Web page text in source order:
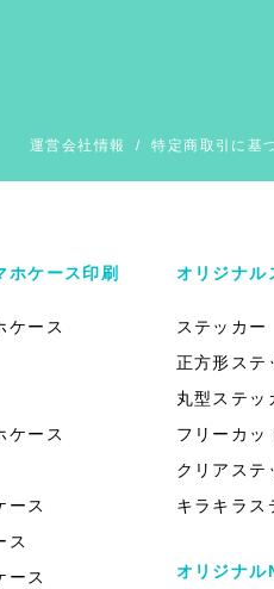
運営会社情報 /特定商取引に基
ホケース印刷
ケース
ケース
ース
ス
ース
オリジナル
ステッカー
正方形ステ
丸型ステッ
フリーカッ
クリアステ
キラキラス
オリジナ